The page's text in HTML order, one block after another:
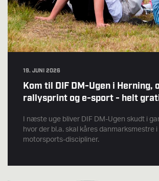
19. JUNI 2026
Kom til DIF DM-Ugen i Herning,
rallysprint og e-sport - helt
I næste uge bliver DIF DM-Ugen skudt i
hvor der bl.a. skal kåres danmarksmestre
motorsports-discipliner.